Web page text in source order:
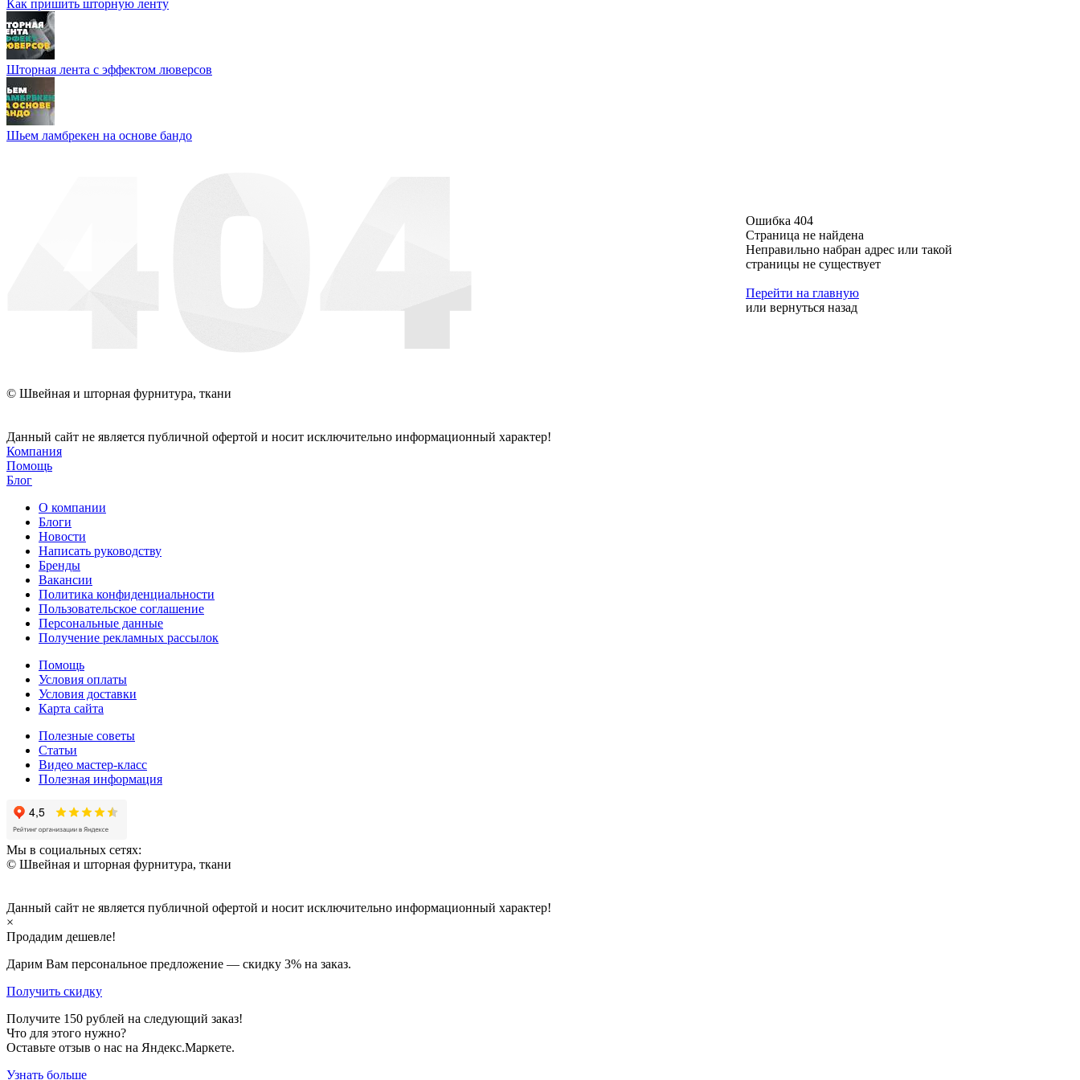
Как пришить шторную ленту
Шторная лента с эффектом люверсов
Шьем ламбрекен на основе бандо
Ошибка 404
Страница не найдена
Неправильно набран адрес или такой
страницы не существует
Перейти на главную
или вернуться назад
© Швейная и шторная фурнитура, ткани
Данный сайт не является публичной офертой и носит исключительно информационный характер!
Компания
Помощь
Блог
О компании
Блоги
Новости
Написать руководству
Бренды
Вакансии
Политика конфиденциальности
Пользовательское соглашение
Персональные данные
Получение рекламных рассылок
Помощь
Условия оплаты
Условия доставки
Карта сайта
Полезные советы
Статьи
Видео мастер-класс
Полезная информация
Мы в социальных сетях:
© Швейная и шторная фурнитура, ткани
Данный сайт не является публичной офертой и носит исключительно информационный характер!
×
Продадим дешевле!
Дарим Вам персональное предложение — скидку 3% на заказ.
Получить скидку
Получите 150 рублей на следующий заказ!
Что для этого нужно?
Оставьте отзыв о нас на Яндекс.Маркете.
Узнать больше